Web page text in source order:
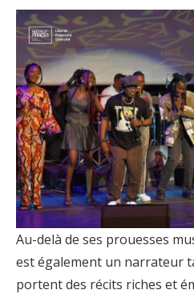
Au-delà de ses prouesses
est également un narrateur
portent des récits riches et